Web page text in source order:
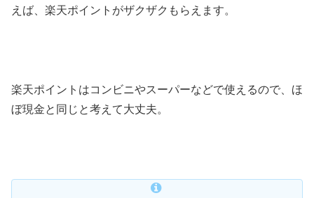
えば、楽天ポイントがザクザクもらえます。
楽天ポイントはコンビニやスーパーなどで使えるので、ほ
ぼ現金と同じと考えて大丈夫。